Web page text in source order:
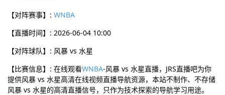
【对阵赛事】: WNBA
【直播时间】: 2026-06-04 10:00
【对阵球队】: 风暴 vs 水星
【比赛信息】: 在线观看WNBA-风暴 vs 水星直播，JRS直播吧为你
提供风暴 vs 水星高清在线视频直播导航资源，本站不制作、不存储
风暴 vs 水星的高清直播信号，只作为技术探索的导航学习用途。